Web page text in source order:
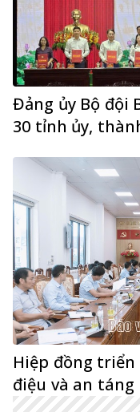
Đảng ủy Bộ đội
30 tỉnh ủy,
Hiệp đồng
điệu và an